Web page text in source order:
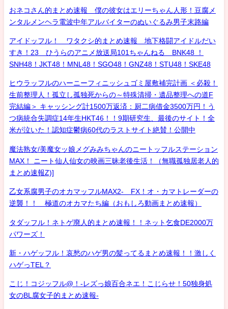
おネコさん的まとめ速報 僕の彼女はエリーちゃん人形！豆腐メ
ンタルメンヘラ電波中年アルバイターのぬいぐるみ男子末路編
アイドッフル！ ワタクシ的まとめ速報 地下格闘アイドルだい
すき！23 ひうらのアニメ放送局101ちゃんねる BNK48 ！
SNH48！JKT48！MNL48！SGO48！GNZ48！STU48！SKE48
ヒウラッフルのハーニーフィニッシュゴミ屋敷補完計画 ＜必殺！
生前整理人！孤立し孤独死からの～特殊清掃・遺品整理への道F
完結編＞ キャッシング計1500万返済：厨二病借金3500万円！う
つ病統合失調症14年生HKT46！！9期研究生、最後のサイト！全
米が泣いた！認知症鬱病60代のラストサイト絶賛！公開中
魔法熟女/美魔女ッ娘メグみみちゃんのニートッフルステーション
MAX！ ニート仙人仙女の映画三昧老後生活！（無職孤独居老人的
まとめ速報Z)]
乙女系腐男子のオカマッフルMAX2- FX！オ・カマトレーダーの
逆襲！！ 極道のオカマたち編（おもしろ動画まとめ速報）
タダッフル！ネトゲ廃人的まとめ速報！！ネット乞食DE2000万
パワーズ！
新・ハゲッフル！哀愁のハゲ男の髪ってるまとめ速報！！激しく
ハゲっTEL？
こじ！コジッフル@！-レズっ娘百合ネエ！こじらせ！50独身処
女のBL腐女子的まとめ速報-